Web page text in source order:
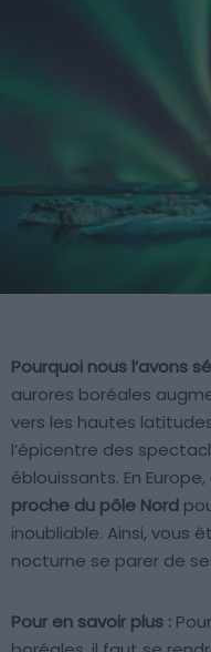
Pourquoi nous l’avons
aurores boréales
vers les hautes
l’épicentre des
éblouissants. En
proche du pôle Nord
inoubliable. Ainsi, vous
nocturne se parer de
Pour en savoir plus :